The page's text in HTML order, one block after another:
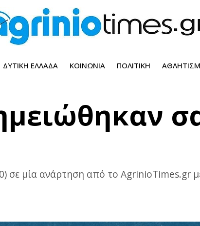
ΔΥΤΙΚΉ ΕΛΛΆΔΑ ΚΟΙΝΩΝΊΑ ΠΟΛΙΤΙΚΉ
σε μία ανάρτηση από το AgrinioTimes.gr